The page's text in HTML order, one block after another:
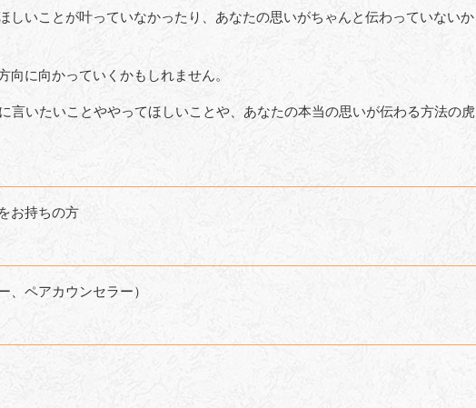
しいことが叶っていなかったり、あなたの思いがちゃんと伝わっていないか
向に向かっていくかもしれません。
言いたいことややってほしいことや、あなたの本当の思いが伝わる方法の虎
お持ちの方
、ペアカウンセラー）